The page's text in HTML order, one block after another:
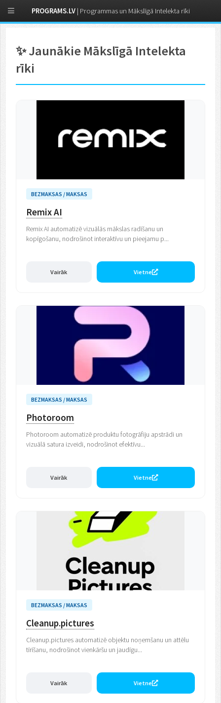
✨ Jaunākie Mākslīgā Intelekta
rīki
BEZMAKSAS / MAKSAS
Remix AI
Remix AI automatizē vizuālās mākslas radīšanu un
kopīgošanu, nodrošinot interaktīvu un pieejamu p...
Vairāk Vietne
BEZMAKSAS / MAKSAS
Photoroom
Photoroom automatizē produktu fotogrāfiju apstrādi un
vizuālā satura izveidi, nodrošinot efektīvu...
Vairāk Vietne
BEZMAKSAS / MAKSAS
Cleanup.pictures
Cleanup.pictures automatizē objektu noņemšanu un attēlu
tīrīšanu, nodrošinot vienkāršu un jaudīgu...
Vairāk Vietne
PROGRAMS.LV | Programmas un Mākslīgā Intelekta rīki